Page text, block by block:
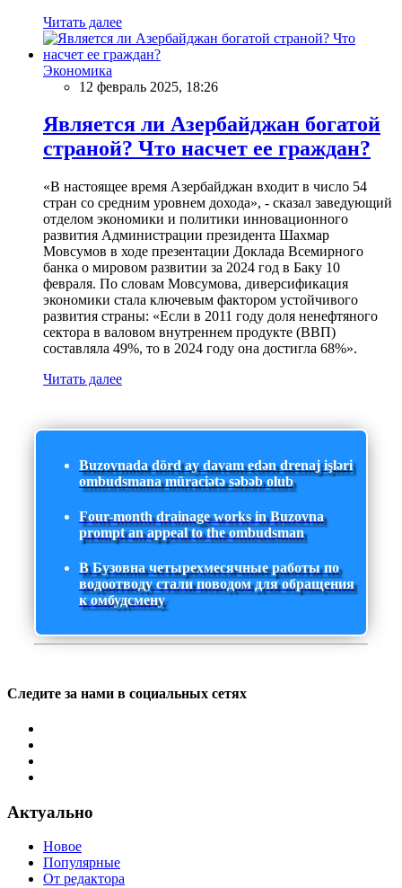
Читать далее
Экономика
12 февраль 2025, 18:26
Является ли Азербайджан богатой
страной? Что насчет ее граждан?
«В настоящее время Азербайджан входит в число 54
стран со средним уровнем дохода», - сказал заведующий
отделом экономики и политики инновационного
развития Администрации президента Шахмар
Мовсумов в ходе презентации Доклада Всемирного
банка о мировом развитии за 2024 год в Баку 10
февраля. По словам Мовсумова, диверсификация
экономики стала ключевым фактором устойчивого
развития страны: «Если в 2011 году доля ненефтяного
сектора в валовом внутреннем продукте (ВВП)
составляла 49%, то в 2024 году она достигла 68%».
Читать далее
Buzovnada dörd ay davam edən drenaj işləri
ombudsmana müraciətə səbəb olub
Four-month drainage works in Buzovna
prompt an appeal to the ombudsman
В Бузовна четырехмесячные работы по
водоотводу стали поводом для обращения
к омбудсмену
Следите за нами в социальных сетях
Актуально
Новое
Популярные
От редактора